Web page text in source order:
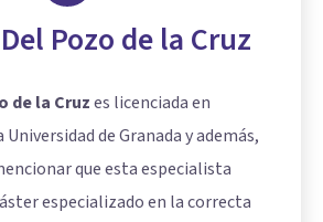
Pozo de la Cruz
de la Cruzes licenciada en
de Granada y además,
que esta especialista
especializado en la correcta